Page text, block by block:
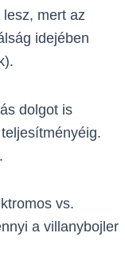
mert az
idejében
dolgot is
vs.
a villanybojler